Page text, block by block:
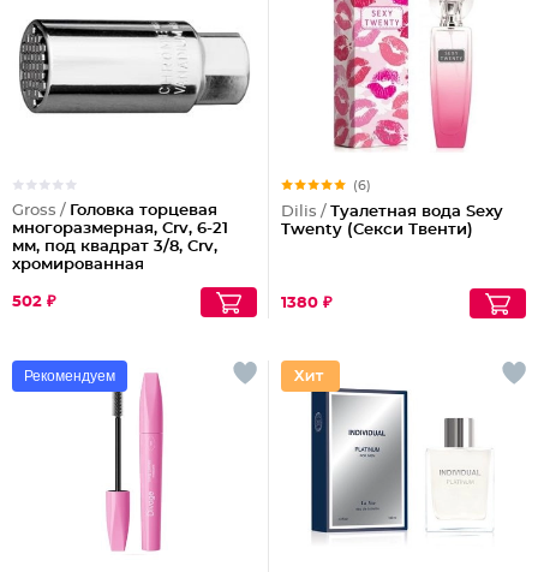
Gross / Головка торцевая
многоразмерная, Crv, 6-21
мм, под квадрат 3/8, Crv,
хромированная
502 ₽
(6)
Dilis / Туалетная вода Sexy
Twenty (Секси Твенти)
1380 ₽
Рекомендуем